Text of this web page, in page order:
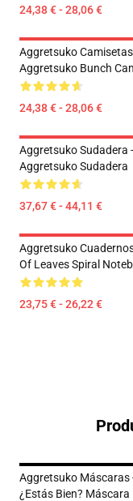
24,38 € - 28,06 €
Aggretsuko
Aggretsuko Bunch
24,38 € - 28,06 €
Aggretsuko Sudadera
Aggretsuko Sudadera
37,67 € - 44,11 €
Aggretsuko
Of Leaves Spiral
23,75 € - 26,22 €
Aggretsuko Máscaras
¿Estás Bien? Máscara